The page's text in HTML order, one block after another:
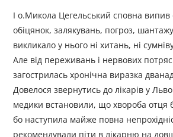
І о.Микола Цегельський сповна
обіцянок, залякувань, погроз,
викликало у нього ні хитань, ні
Але від переживань і нервових
загострилась хронічна виразка
Довелося звернутись до лікарів у
медики встановили, що хвороба отця
бо наступила майже повна
рекомендували піти в лікарню на